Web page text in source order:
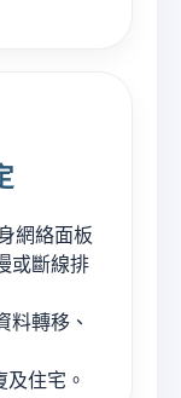
網絡面板
或斷線排
料轉移、
住宅。